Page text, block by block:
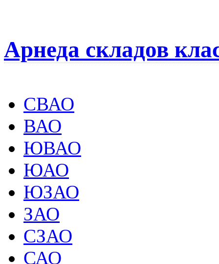
Арнеда складов
СВАО
ВАО
ЮВАО
ЮАО
ЮЗАО
ЗАО
СЗАО
САО